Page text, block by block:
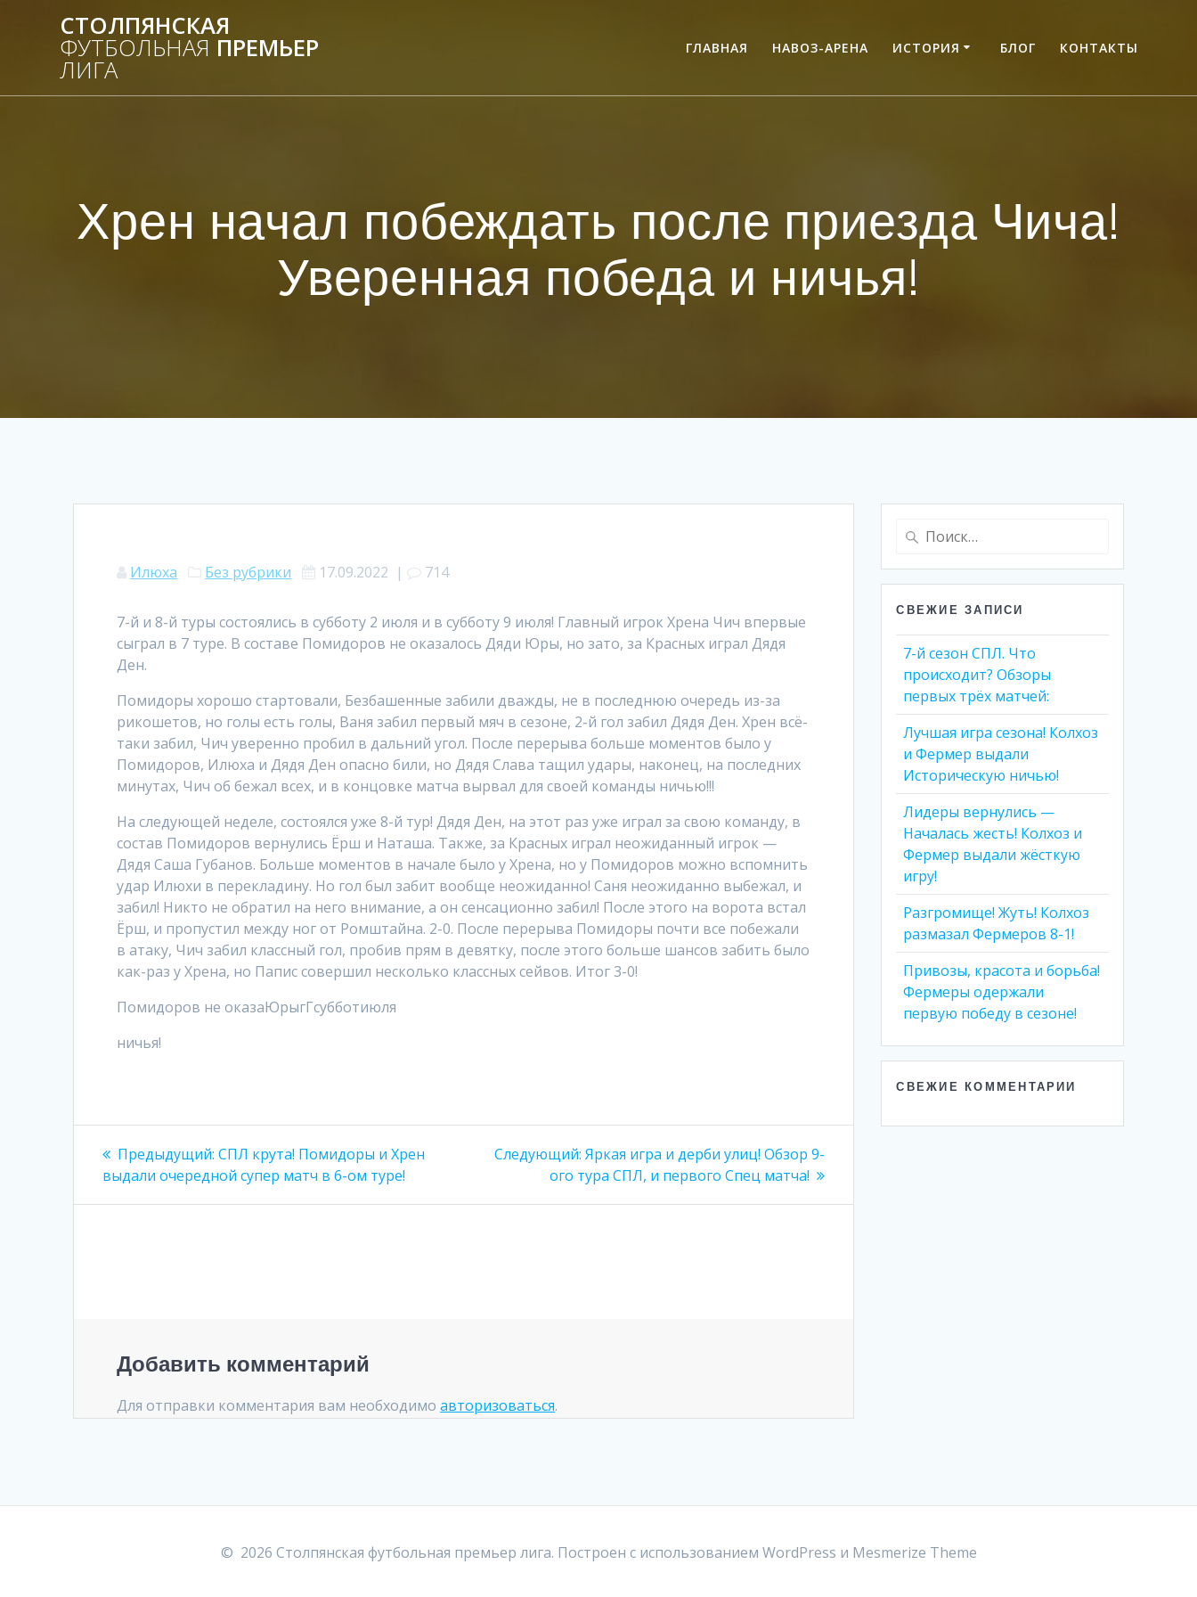
контенту
СТОЛПЯНСКАЯ
ФУТБОЛЬНАЯ ПРЕМЬЕР
ЛИГА
ГЛАВНАЯ НАВОЗ-АРЕНА ИСТОРИЯ БЛОГ КОНТАКТЫ
Хрен начал побеждать после приезда Чича!
Уверенная победа и ничья!
Илюха Без рубрики 17.09.2022 | 714
7-й и 8-й туры состоялись в субботу 2 июля и в субботу 9 июля! Главный игрок Хрена Чич впервые
сыграл в 7 туре. В составе Помидоров не оказалось Дяди Юры, но зато, за Красных играл Дядя
Ден.
Помидоры хорошо стартовали, Безбашенные забили дважды, не в последнюю очередь из-за
рикошетов, но голы есть голы, Ваня забил первый мяч в сезоне, 2-й гол забил Дядя Ден. Хрен всë-
таки забил, Чич уверенно пробил в дальний угол. После перерыва больше моментов было у
Помидоров, Илюха и Дядя Ден опасно били, но Дядя Слава тащил удары, наконец, на последних
минутах, Чич об бежал всех, и в концовке матча вырвал для своей команды ничью!!!
На следующей неделе, состоялся уже 8-й тур! Дядя Ден, на этот раз уже играл за свою команду, в
состав Помидоров вернулись Ëрш и Наташа. Также, за Красных играл неожиданный игрок —
Дядя Саша Губанов. Больше моментов в начале было у Хрена, но у Помидоров можно вспомнить
удар Илюхи в перекладину. Но гол был забит вообще неожиданно! Саня неожиданно выбежал, и
забил! Никто не обратил на него внимание, а он сенсационно забил! После этого на ворота встал
Ëрш, и пропустил между ног от Ромштайна. 2-0. После перерыва Помидоры почти все побежали
в атаку, Чич забил классный гол, пробив прям в девятку, после этого больше шансов забить было
как-раз у Хрена, но Папис совершил несколько классных сейвов. Итог 3-0!
Помидоров не оказаЮрыгГсубботиюля
ничья!
Навигация
по
Предыдущий: Предыдущая
запись:
СПЛ крута! Помидоры и Хрен
выдали очередной супер матч в 6-ом туре!
Следующий: Следующая
запись:
Яркая игра и дерби улиц! Обзор 9-
ого тура СПЛ, и первого Спец матча!
Добавить комментарий
Для отправки комментария вам необходимоавторизоваться.
Найти:
СВЕЖИЕ ЗАПИСИ
7-й сезон СПЛ. Что
происходит? Обзоры
первых трёх матчей:
Лучшая игра сезона! Колхоз
и Фермер выдали
Историческую ничью!
Лидеры вернулись —
Началась жесть! Колхоз и
Фермер выдали жëсткую
игру!
Разгромище! Жуть! Колхоз
размазал Фермеров 8-1!
Привозы, красота и борьба!
Фермеры одержали
первую победу в сезоне!
СВЕЖИЕ КОММЕНТАРИИ
© 2026 Столпянская футбольная премьер лига. Построен с использованием WordPress и Mesmerize Theme